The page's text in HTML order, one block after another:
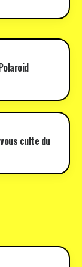
culte du